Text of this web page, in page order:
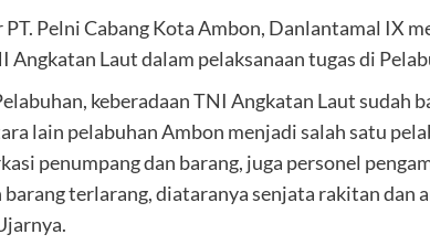
Pelni Cabang Kota Ambon, Danlantamal IX
Laut dalam pelaksanaan tugas di
keberadaan TNI Angkatan Laut sudah
lain pelabuhan Ambon menjadi salah satu
penumpang dan barang, juga personel
terlarang, diataranya senjata rakitan dan